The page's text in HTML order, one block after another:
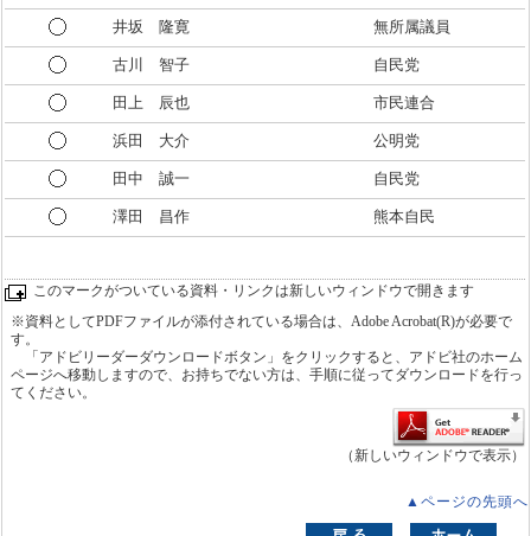
井坂 隆寛 無所属議員
古川 智子 自民党
田上 辰也 市民連合
浜田 大介 公明党
田中 誠一 自民党
澤田 昌作 熊本自民
このマークがついている資料・リンクは新しいウィンドウで開きます
※資料としてPDFファイルが添付されている場合は、Adobe Acrobat(R)が必要で
す。
「アドビリーダーダウンロードボタン」をクリックすると、アドビ社のホーム
ページへ移動しますので、お持ちでない方は、手順に従ってダウンロードを行っ
てください。
（新しいウィンドウで表示）
▲ページの先頭へ